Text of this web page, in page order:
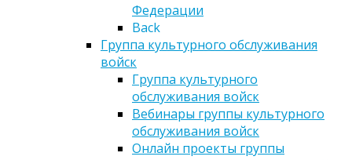
Федерации
Back
Группа культурного обслуживания
войск
Группа культурного
обслуживания войск
Вебинары группы культурного
обслуживания войск
Онлайн проекты группы